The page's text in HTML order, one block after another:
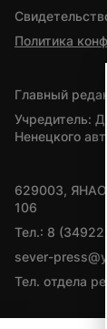
Политика
Главный
Учредитель:
Ненецкого
629003,
106
Тел.: 8
sever-
Тел. отдела